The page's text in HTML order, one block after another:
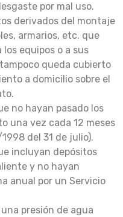
por mal uso.
derivados del montaje
armarios, etc. que
equipos o a sus
queda cubierto
a domicilio sobre el
no hayan pasado los
una vez cada 12 meses
del 31 de julio).
incluyan depósitos
y no hayan
anual por un Servicio
presión de agua